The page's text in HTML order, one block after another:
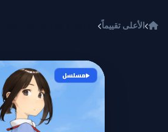
الأعلى تقييماً
مسلسل